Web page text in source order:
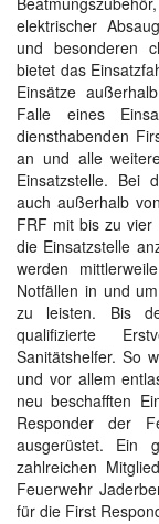
elektrischer
und besonderen
bietet das
Einsätze
Falle eines
diensthabenden
an und alle
Einsatzstelle. Bei
auch außerhalb
FRF mit bis zu vier
die Einsatzstelle
werden
Notfällen in und
zu leisten. Bis
qualifizierte
Sanitätshelfer. So
und vor allem
neu beschafften
Responder der
ausgerüstet. Ein
zahlreichen
Feuerwehr
für die First